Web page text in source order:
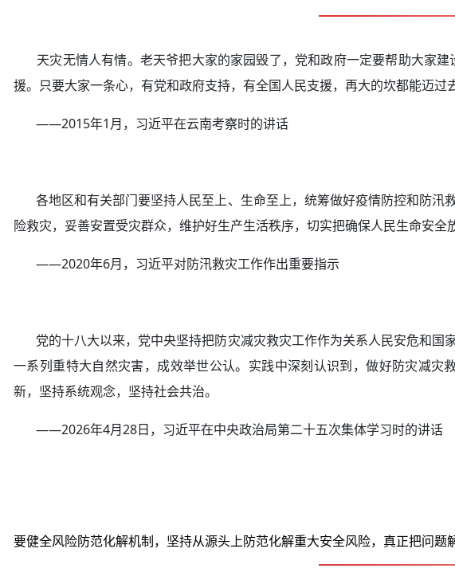
天灾无情人有情。老天爷把大家的家园毁了，党和政府一定要帮助大家建
援。只要大家一条心，有党和政府支持，有全国人民支援，再大的坎都能迈
——2015年1月，习近平在云南考察时的讲话
各地区和有关部门要坚持人民至上、生命至上，统筹做好疫情防控和防汛
险救灾，妥善安置受灾群众，维护好生产生活秩序，切实把确保人民生命安全
——2020年6月，习近平对防汛救灾工作作出重要指示
党的十八大以来，党中央坚持把防灾减灾救灾工作作为关系人民安危和国
一系列重特大自然灾害，成效举世公认。实践中深刻认识到，做好防灾减
新，坚持系统观念，坚持社会共治。
——2026年4月28日，习近平在中央政治局第二十五次集体学习时的讲话
要健全风险防范化解机制，坚持从源头上防范化解重大安全风险，真正把问题